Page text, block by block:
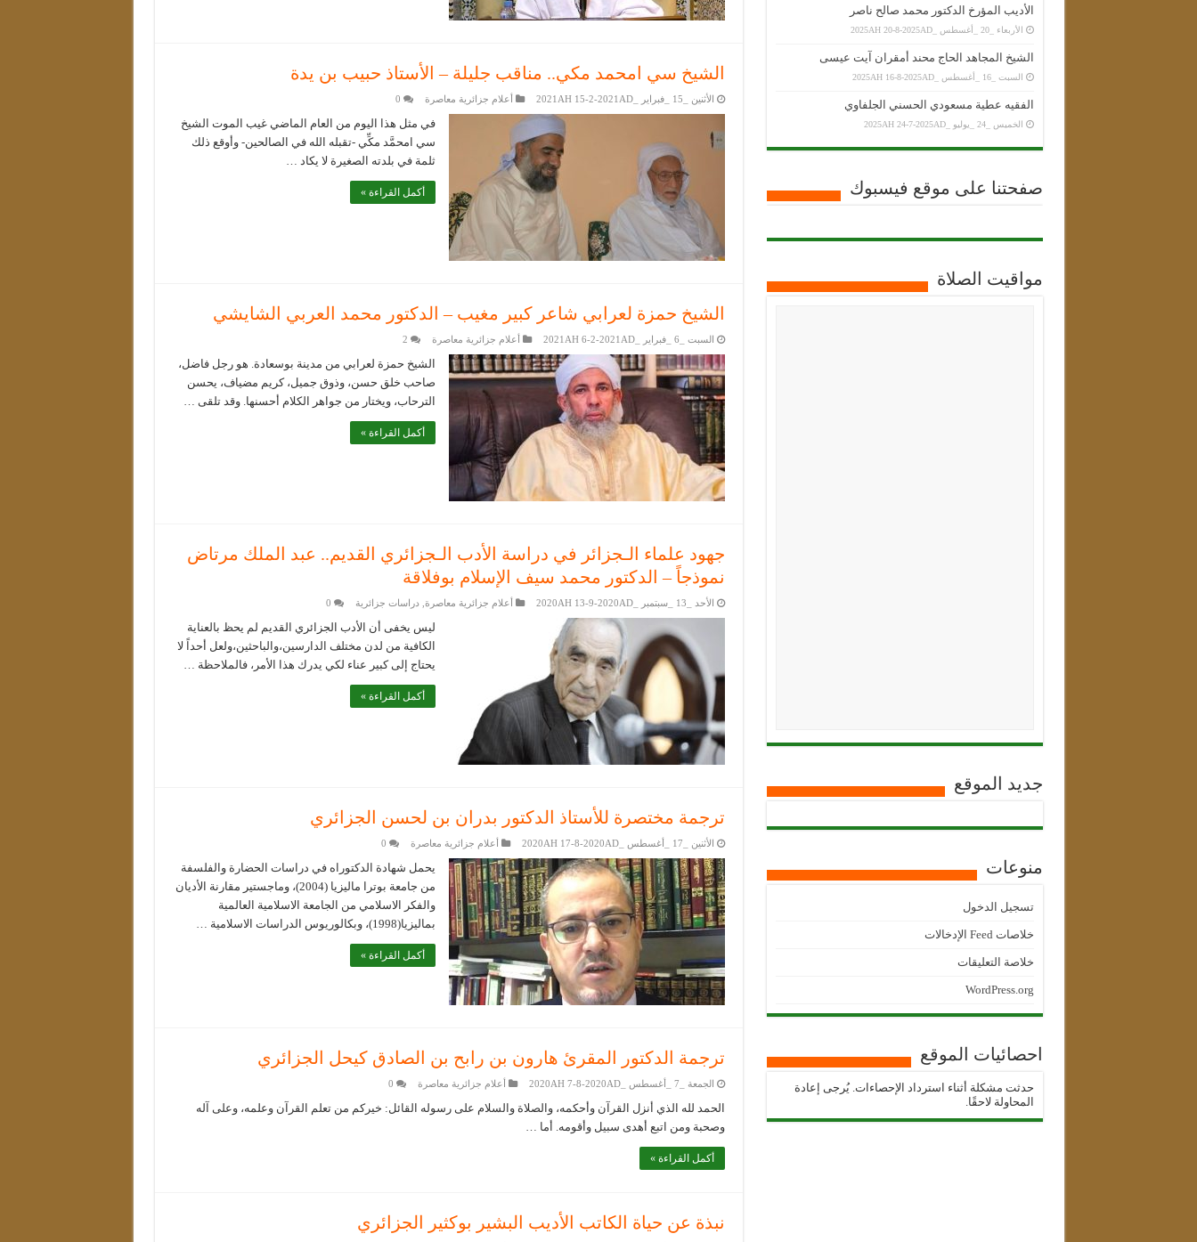
الشيخ سي امحمد مكي.. مناقب جليلة – الأستاذ حبيب بن يدة
الأثنين _15 _فبراير _2021AH 15-2-2021AD أعلام جزائرية معاصرة 0
في مثل هذا اليوم من العام الماضي غيب الموت الشيخ
سي امحمَّد مكِّي -تقبله الله في الصالحين- وأوقع ذلك
ثلمة في بلدته الصغيرة لا يكاد …
أكمل القراءة »
الشيخ حمزة لعرابي شاعر كبير مغيب – الدكتور محمد العربي الشايشي
السبت _6 _فبراير _2021AH 6-2-2021AD أعلام جزائرية معاصرة 2
الشيخ حمزة لعرابي من مدينة بوسعادة. هو رجل فاضل،
صاحب خلق حسن، وذوق جميل، كريم مضياف، يحسن
الترحاب، ويختار من جواهر الكلام أحسنها. وقد تلقى …
أكمل القراءة »
جهود علماء الـجزائر في دراسة الأدب الـجزائري القديم.. عبد الملك مرتاض
نموذجاً – الدكتور محمد سيف الإسلام بوفلاقة
الأحد _13 _سبتمبر _2020AH 13-9-2020AD أعلام جزائرية معاصرة دراسات جزائرية 0
ليس يخفى أن الأدب الجزائري القديم لم يحظ بالعناية
الكافية من لدن مختلف الدارسين،والباحثين،ولعل أحداً لا
يحتاج إلى كبير عناء لكي يدرك هذا الأمر، فالملاحظة …
أكمل القراءة »
ترجمة مختصرة للأستاذ الدكتور بدران بن لحسن الجزائري
الأثنين _17 _أغسطس _2020AH 17-8-2020AD أعلام جزائرية معاصرة 0
يحمل شهادة الدكتوراه في دراسات الحضارة والفلسفة
من جامعة بوترا ماليزيا (2004)، وماجستير مقارنة الأديان
والفكر الاسلامي من الجامعة الاسلامية العالمية
بماليزيا(1998)، وبكالوريوس الدراسات الاسلامية …
أكمل القراءة »
ترجمة الدكتور المقرئ هارون بن رابح بن الصادق كيحل الجزائري
الجمعة _7 _أغسطس _2020AH 7-8-2020AD أعلام جزائرية معاصرة 0
الحمد لله الذي أنزل القرآن وأحكمه، والصلاة والسلام على رسوله القائل: خيركم من تعلم القرآن وعلمه، وعلى آله
وصحبة ومن اتبع أهدى سبيل وأقومه. أما …
أكمل القراءة »
نبذة عن حياة الكاتب الأديب البشير بوكثير الجزائري
الأديب المؤرخ الدكتور محمد صالح ناصر
الأربعاء _20 _أغسطس _2025AH 20-8-2025AD
الشيخ المجاهد الحاج محند أمقران آيت عيسى
السبت _16 _أغسطس _2025AH 16-8-2025AD
الفقيه عطية مسعودي الحسني الجلفاوي
الخميس _24 _يوليو _2025AH 24-7-2025AD
صفحتنا على موقع فيسبوك
مواقيت الصلاة
جديد الموقع
منوعات
تسجيل الدخول
خلاصات Feed الإدخالات
خلاصة التعليقات
WordPress.org
احصائيات الموقع
حدثت مشكلة أثناء استرداد الإحصاءات. يُرجى إعادة
المحاولة لاحقًا.